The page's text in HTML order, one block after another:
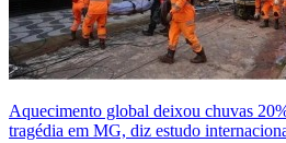
Aquecimento global deixou chuvas
tragédia em MG, diz estudo